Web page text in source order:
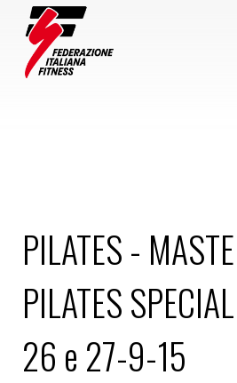
PILATES -
PILATES
26 e 27-9-15